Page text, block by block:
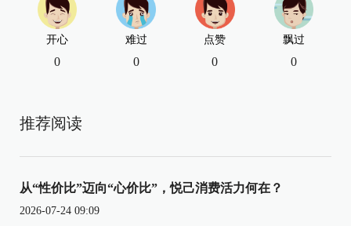
开心
0
难过
0
点赞
0
飘过
0
推荐阅读
从“性价比”迈向“心价比”，悦己消费活力何在？
2026-07-24 09:09